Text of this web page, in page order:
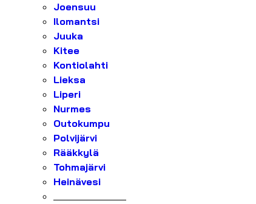
Joensuu
Ilomantsi
Juuka
Kitee
Kontiolahti
Lieksa
Liperi
Nurmes
Outokumpu
Polvijärvi
Rääkkylä
Tohmajärvi
Heinävesi